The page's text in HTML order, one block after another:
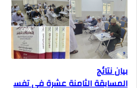
بيان نتائج
المسابقة الثامنة عشرة في تفس